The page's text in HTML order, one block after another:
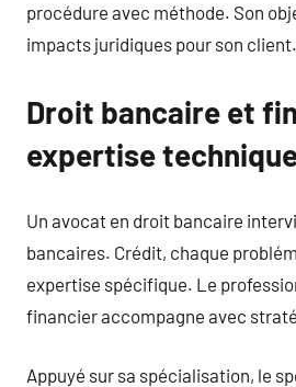
procédure avec méthode. Son
impacts juridiques pour son client.
Droit bancaire et
expertise
Un avocat en droit bancaire
bancaires. Crédit, chaque
expertise spécifique. Le
financier accompagne avec
Appuyé sur sa spécialisation, le